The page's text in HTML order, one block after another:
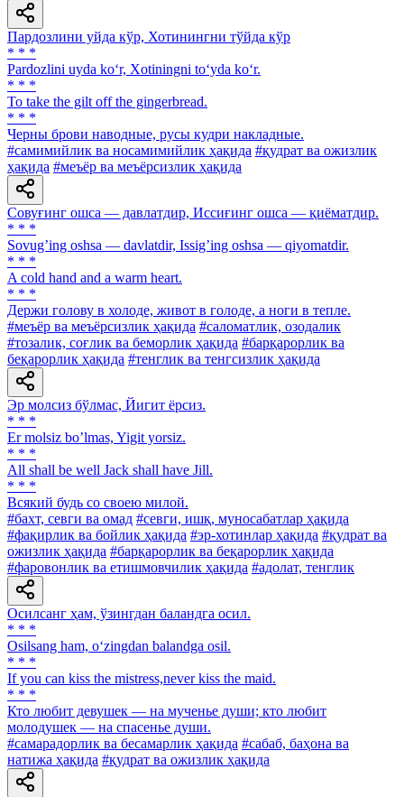
Пардозлини уйда кўр, Хотинингни тўйда кўр
* * *
Pardozlini uyda ko‘r, Xotiningni to‘yda ko‘r.
* * *
To take the gilt off the gingerbread.
* * *
Черны брови наводные, русы кудри накладные.
#самимийлик ва носамимийлик ҳақида #қудрат ва ожизлик
ҳақида #меъёр ва меъёрсизлик ҳақида
Совуғинг ошса — давлатдир, Иссиғинг ошса — қиёматдир.
* * *
Sovugʼing oshsa — davlatdir, Issigʼing oshsa — qiyomatdir.
* * *
A cold hand and a warm heart.
* * *
Держи голову в холоде, живот в голоде, а ноги в тепле.
#меъёр ва меъёрсизлик ҳақида #саломатлик, озодалик
#тозалик, соғлик ва беморлик ҳақида #барқарорлик ва
беқарорлик ҳақида #тенглик ва тенгсизлик ҳақида
Эр молсиз бўлмас, Йигит ёрсиз.
* * *
Er molsiz boʼlmas, Yigit yorsiz.
* * *
All shall be well Jack shall have Jill.
* * *
Всякий будь со своею милой.
#бахт, севги ва омад #севги, ишқ, муносабатлар ҳақида
#фақирлик ва бойлик ҳақида #эр-хотинлар ҳақида #қудрат ва
ожизлик ҳақида #барқарорлик ва беқарорлик ҳақида
#фаровонлик ва етишмовчилик ҳақида #адолат, тенглик
Осилсанг ҳам, ўзингдан баландга осил.
* * *
Osilsang ham, o‘zingdan balandga osil.
* * *
If you can kiss the mistress,never kiss the maid.
* * *
Кто любит девушек — на мученье души; кто любит
молодушек — на спасенье души.
#самарадорлик ва бесамарлик ҳақида #сабаб, баҳона ва
натижа ҳақида #қудрат ва ожизлик ҳақида